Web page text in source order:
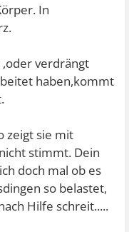
In
verdrängt
haben,kommt
zeigt sie mit
stimmt. Dein
doch mal ob es
so belastet,
Hilfe schreit.....